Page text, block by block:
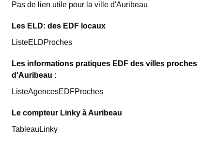
Pas de lien utile pour la ville d'Auribeau
Les ELD: des EDF locaux
ListeELDProches
Les informations pratiques EDF des villes proches
d'Auribeau :
ListeAgencesEDFProches
Le compteur Linky à Auribeau
TableauLinky